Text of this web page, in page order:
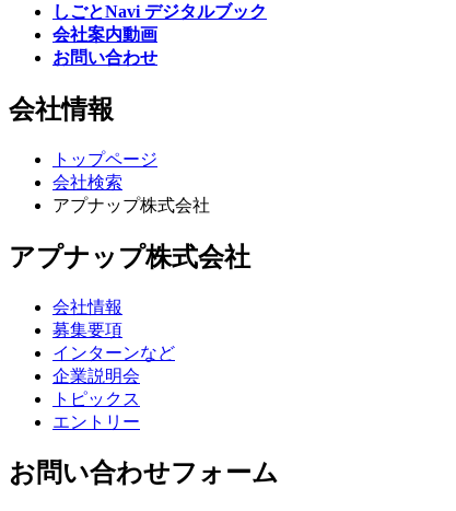
しごとNavi デジタルブック
会社案内動画
お問い合わせ
会社情報
トップページ
会社検索
アプナップ株式会社
アプナップ株式会社
会社情報
募集要項
インターンなど
企業説明会
トピックス
エントリー
お問い合わせフォーム